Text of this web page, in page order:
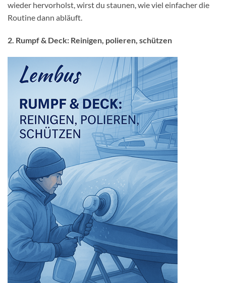
wieder hervorholst, wirst du staunen, wie viel einfacher die
Routine dann abläuft.
2. Rumpf & Deck: Reinigen, polieren, schützen